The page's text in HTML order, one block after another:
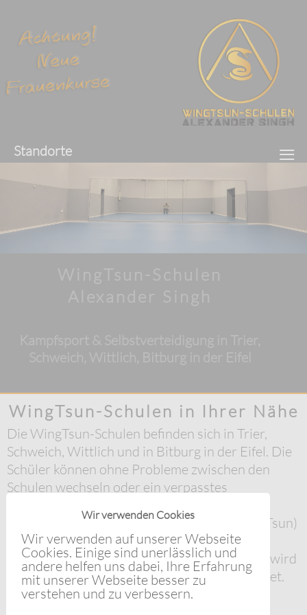
Wir verwenden Cookies
Wir verwenden auf unserer Webseite
Cookies. Einige sind unerlässlich und
andere helfen uns dabei, Ihre Erfahrung
mit unserer Webseite besser zu
verstehen und zu verbessern.
Standorte ≡
WingTsun-Schulen in Ihrer Nähe
Die WingTsun-Schulen befinden sich in Trier,
Schweich, Wittlich und in Bitburg in der Eifel. Die
Schüler können ohne Probleme zwischen den
Schulen wechseln oder ein verpasstes
Mitgliedsschule der SOWT (Schools of WingTsun)
auch WTSAS (WingTsun-Schulen-Alexander
Singh) nachholen. Der Kampfsportunterricht wird
in der Regel von Alexander Singh selbst geleitet.
Sein Ziel ist es, dass WingTsun auf höchstem